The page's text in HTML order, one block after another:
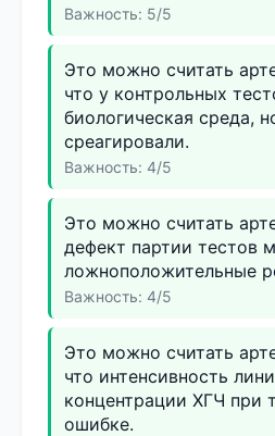
Важность: 5/5
Это можно считать
что у контрольных
биологическая среда,
среагировали.
Важность: 4/5
Это можно считать
дефект партии тестов
ложноположительные
Важность: 4/5
Это можно считать
что интенсивность
концентрации ХГЧ при
ошибке.